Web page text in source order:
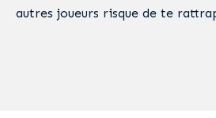
autres joueurs risque de te